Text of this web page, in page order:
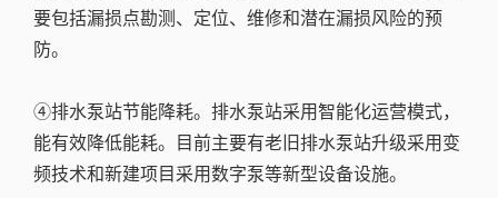
要包括漏损点勘测、定位、维修和潜在漏损风险的预
防。
④排水泵站节能降耗。排水泵站采用智能化运营模式，
能有效降低能耗。目前主要有老旧排水泵站升级采用变
频技术和新建项目采用数字泵等新型设备设施。